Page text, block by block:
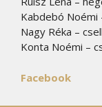
Kabdebó Noémi
Nagy Réka –
Konta Noémi –
Facebook